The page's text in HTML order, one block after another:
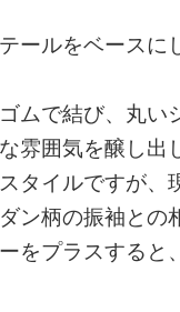
ールをベースに
ムで結び、丸い
雰囲気を醸し出
タイルですが、
ン柄の振袖との
をプラスすると